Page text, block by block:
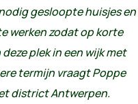
gesloopte huisjes en
werken zodat op korte
plek in een wijk met
termijn vraagt Poppe
district Antwerpen.